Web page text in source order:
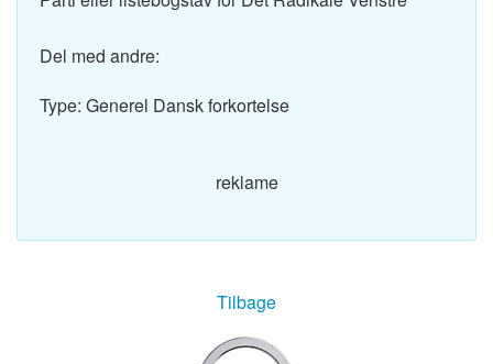
Del med andre:
Type: Generel Dansk forkortelse
reklame
Tilbage